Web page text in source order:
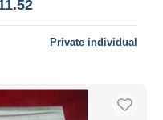
Private individual